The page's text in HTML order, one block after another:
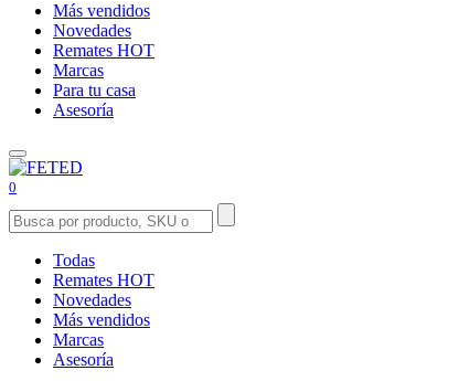
Más vendidos
Novedades
Remates HOT
Marcas
Para tu casa
Asesoría
0
Todas
Remates HOT
Novedades
Más vendidos
Marcas
Asesoría